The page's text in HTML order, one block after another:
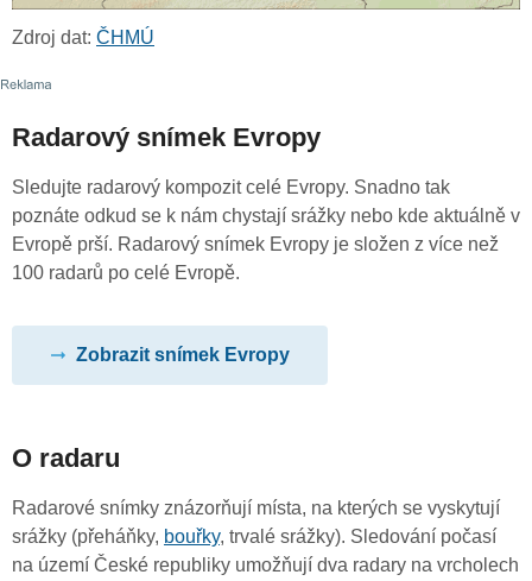
Zdroj dat: ČHMÚ
Radarový snímek Evropy
Sledujte radarový kompozit celé Evropy. Snadno tak
poznáte odkud se k nám chystají srážky nebo kde aktuálně v
Evropě prší. Radarový snímek Evropy je složen z více než
100 radarů po celé Evropě.
Zobrazit snímek Evropy
O radaru
Radarové snímky znázorňují místa, na kterých se vyskytují
srážky (přeháňky, bouřky, trvalé srážky). Sledování počasí
na území České republiky umožňují dva radary na vrcholech